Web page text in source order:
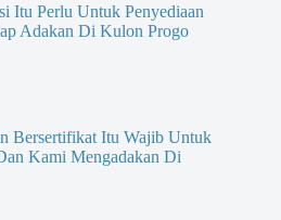
Itu Perlu Untuk Penyediaan
Adakan Di Kulon Progo
Bersertifikat Itu Wajib Untuk
Kami Mengadakan Di